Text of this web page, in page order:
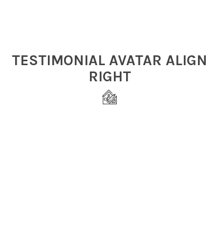
TESTIMONIAL AVATAR ALIGN
RIGHT